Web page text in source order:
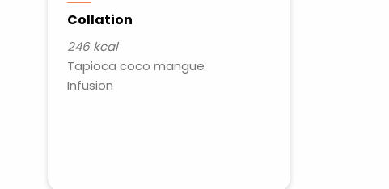
Collation
246 kcal
Tapioca coco mangue
Infusion
×
180
de